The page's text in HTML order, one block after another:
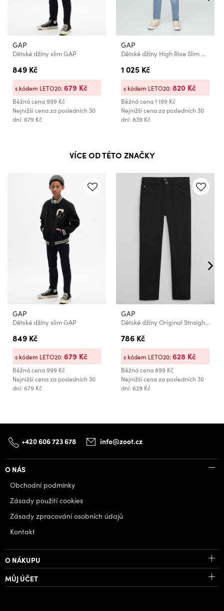
GAP
Dětské džíny slim GAP
849 Kč
Běžná cena999 Kč
Nejnižší cena za posledních 30
dní: 679 Kč
s kódem LETO20:679 Kč
GAP
Dětské džíny High Rise Slim GAP
1 025 Kč
Běžná cena1 199 Kč
Nejnižší cena za posledních 30
dní: 839 Kč
s kódem LETO20:820 Kč
VÍCE OD TÉTO ZNAČKY
GAP
Dětské džíny slim GAP
849 Kč
Běžná cena999 Kč
Nejnižší cena za posledních 30
dní: 679 Kč
s kódem LETO20:679 Kč
GAP
Dětské džíny Original Straight Gap
786 Kč
Běžná cena899 Kč
Nejnižší cena za posledních 30
dní: 629 Kč
s kódem LETO20:628 Kč
+420 606 723 678 info@zoot.cz
O NÁS
Obchodní podmínky
Zásady použití cookies
Zásady zpracování osobních údajů
Kontakt
O NÁKUPU
MŮJ ÚČET